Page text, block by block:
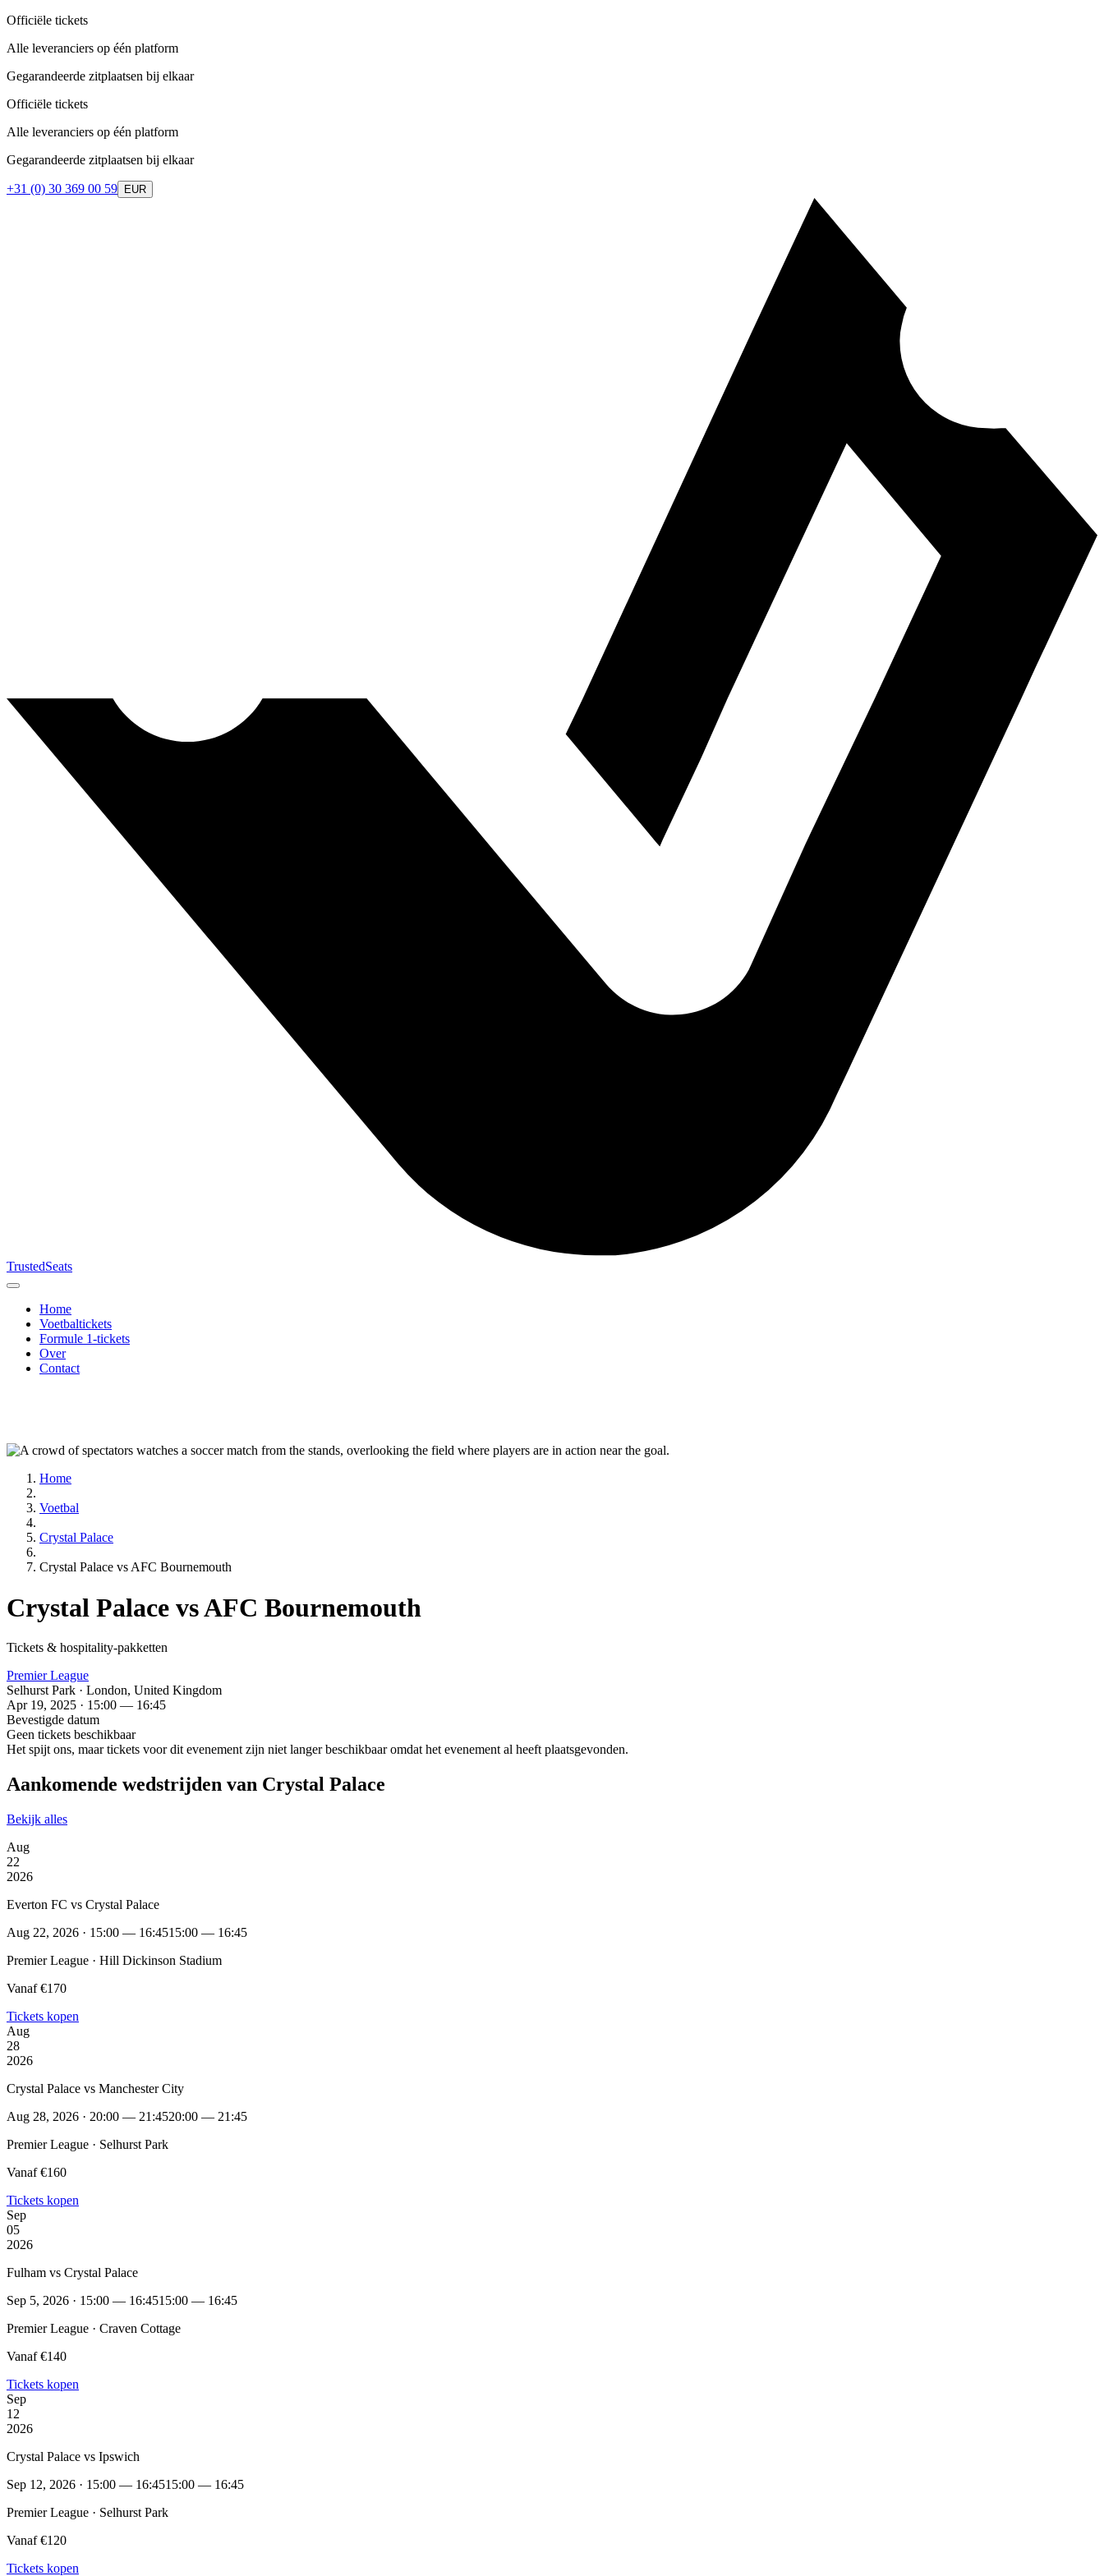
Officiële tickets
Alle leveranciers op één platform
Gegarandeerde zitplaatsen bij elkaar
Officiële tickets
Alle leveranciers op één platform
Gegarandeerde zitplaatsen bij elkaar
+31 (0) 30 369 00 59 EUR
TrustedSeats
Home
Voetbaltickets
Formule 1-tickets
Over
Contact
Home
Voetbal
Crystal Palace
Crystal Palace vs AFC Bournemouth
Crystal Palace vs AFC Bournemouth
Tickets & hospitality-pakketten
Premier League
Selhurst Park · London, United Kingdom
Apr 19, 2025 · 15:00 — 16:45
Bevestigde datum
Geen tickets beschikbaar
Het spijt ons, maar tickets voor dit evenement zijn niet langer beschikbaar omdat het evenement al heeft plaatsgevonden.
Aankomende wedstrijden van Crystal Palace
Bekijk alles
Aug
22
2026
Everton FC vs Crystal Palace
Aug 22, 2026 · 15:00 — 16:4515:00 — 16:45
Premier League · Hill Dickinson Stadium
Vanaf €170
Tickets kopen
Aug
28
2026
Crystal Palace vs Manchester City
Aug 28, 2026 · 20:00 — 21:4520:00 — 21:45
Premier League · Selhurst Park
Vanaf €160
Tickets kopen
Sep
05
2026
Fulham vs Crystal Palace
Sep 5, 2026 · 15:00 — 16:4515:00 — 16:45
Premier League · Craven Cottage
Vanaf €140
Tickets kopen
Sep
12
2026
Crystal Palace vs Ipswich
Sep 12, 2026 · 15:00 — 16:4515:00 — 16:45
Premier League · Selhurst Park
Vanaf €120
Tickets kopen